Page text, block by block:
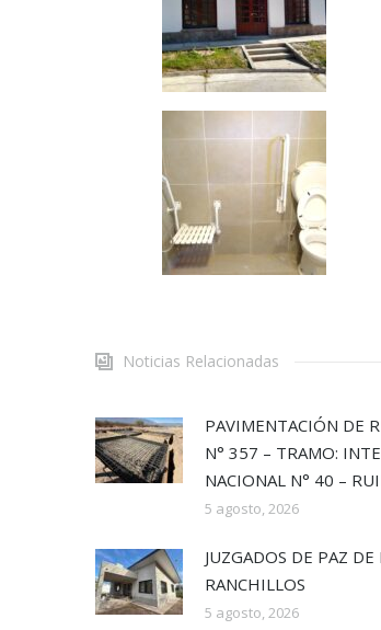
Noticias Relacionadas
PAVIMENTACIÓN DE
N° 357 – TRAMO:
NACIONAL N° 40 –
5 agosto, 2026
JUZGADOS DE PAZ DE
RANCHILLOS
5 agosto, 2026